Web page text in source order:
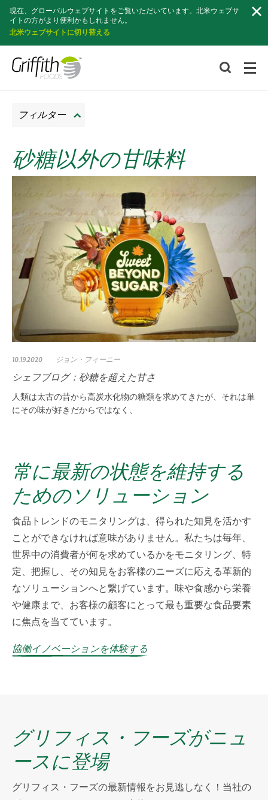
現在、グローバルウェブサイトをご覧いただいています。北米ウェブサ
イトの方がより便利かもしれません。
北米ウェブサイトに切り替える
索
砂糖以外の甘味料
フィルター
10.19.2020 ジョン・フィーニー
シェフブログ：砂糖を超えた甘さ
人類は太古の昔から高炭水化物の糖類を求めてきたが、それは単
にその味が好きだからではなく、
常に最新の状態を維持する
ためのソリューション
食品トレンドのモニタリングは、得られた知見を活かす
ことができなければ意味がありません。私たちは毎年、
世界中の消費者が何を求めているかをモニタリング、特
定、把握し、その知見をお客様のニーズに応える革新的
なソリューションへと繋げています。味や食感から栄養
や健康まで、お客様の顧客にとって最も重要な食品要素
に焦点を当てています。
協働イノベーションを体験する
グリフィス・フーズがニュ
ースに登場
グリフィス・フーズの最新情報をお見逃しなく！当社の